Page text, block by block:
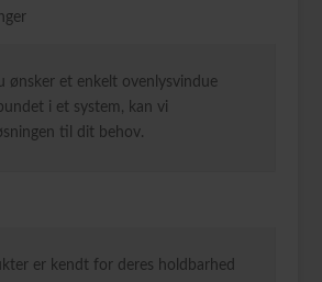
ønsker et enkelt ovenlysvindue
i et system, kan vi
til dit behov.
er kendt for deres holdbarhed